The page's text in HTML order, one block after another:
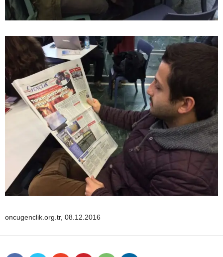
oncugenclik.org.tr, 08.12.2016